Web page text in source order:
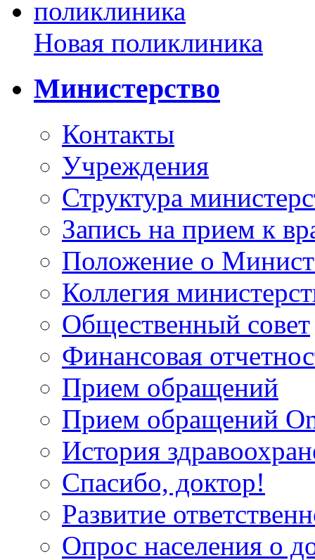
Новая поликлиника
Министерство
Контакты
Учреждения
Структура
Запись на прием к
Положение о
Коллегия
Общественный совет
Финансовая
Прием обращений
Прием обращений
История
Спасибо, доктор!
Развитие
Опрос населения о